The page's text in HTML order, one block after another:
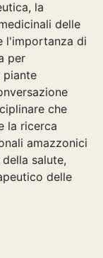
la
delle
l'importanza di
per
piante
che
la ricerca
amazzonici
salute,
delle